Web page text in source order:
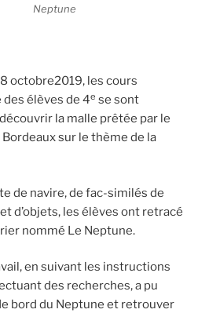
Neptune
octobre2019, les cours
élèves de 4e se sont
la malle prêtée par le
sur le thème de la
de navire, de fac-similés de
d’objets, les élèves ont retracé
nommé Le Neptune.
en suivant les instructions
des recherches, a pu
bord du Neptune et retrouver